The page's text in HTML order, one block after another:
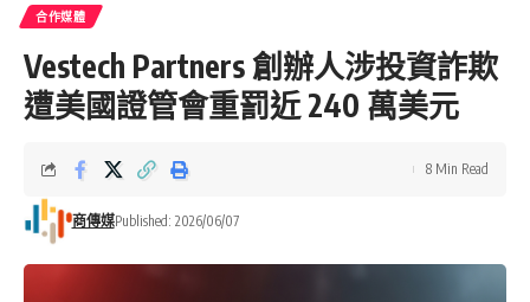
合作媒體
Vestech Partners 創辦人涉投資詐欺
遭美國證管會重罰近 240 萬美元
商傳媒Published: 2026/06/07
8 Min Read